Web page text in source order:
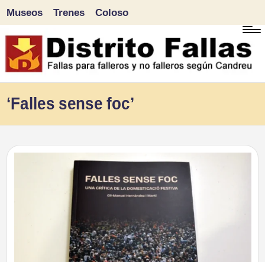
Saltar
al
Museos Trenes Coloso
‘Falles sense foc’